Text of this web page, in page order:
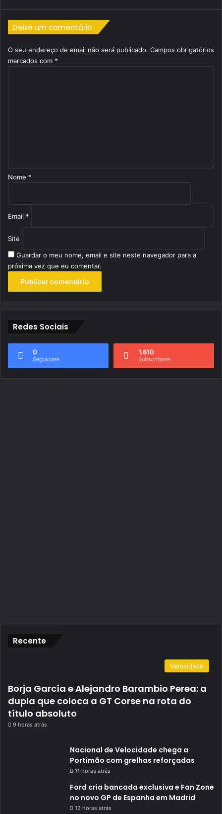
Deixe um comentário
O seu endereço de email não será publicado. Campos obrigatórios
marcados com *
*
Nome *
Email *
Site
Guardar o meu nome, email e site neste navegador para a
próxima vez que eu comentar.
Redes Sociais
0
Seguidoes
1.810
Subscritores
Recente
Velocidade
Borja García e Alejandro Barambio Perea: a
dupla que coloca a GT Corse na rota do
título absoluto
9 horas atrás
Nacional de Velocidade chega a
Portimão com grelhas reforçadas
11 horas atrás
Ford cria bancada exclusiva e Fan Zone
no novo GP de Espanha em Madrid
12 horas atrás